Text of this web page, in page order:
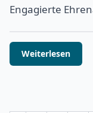
Engagierte
Weiterlesen